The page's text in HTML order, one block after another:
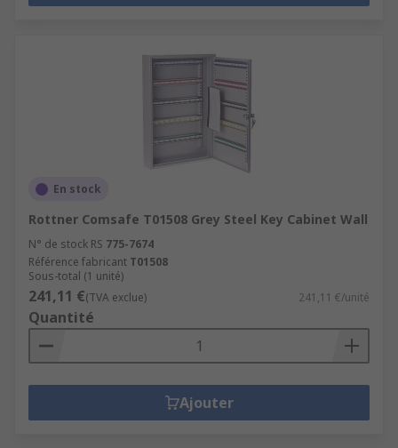
En stock
Rottner Comsafe T01508 Grey Steel Key Cabinet Wall
N° de stock RS 775-7674
Référence fabricant T01508
Sous-total (1 unité)
241,11 €(TVA exclue) 241,11 €/unité
Quantité
Ajouter